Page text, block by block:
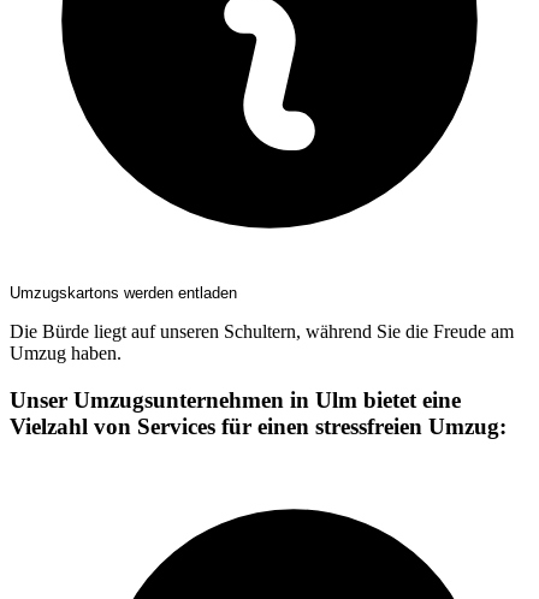
Umzugskartons werden entladen
Die Bürde liegt auf unseren Schultern, während Sie die Freude am
Umzug haben.
Unser Umzugsunternehmen in Ulm bietet eine
Vielzahl von Services für einen stressfreien Umzug: